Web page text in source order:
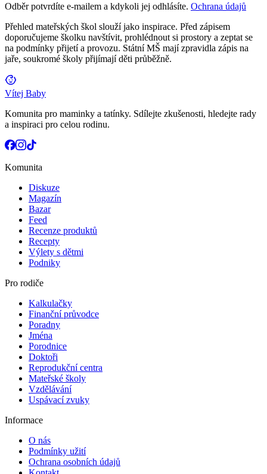
Odběr potvrdíte e-mailem a kdykoli jej odhlásíte. Ochrana údajů
Přehled mateřských škol slouží jako inspirace. Před zápisem
doporučujeme školku navštívit, prohlédnout si prostory a zeptat se
na podmínky přijetí a provozu. Státní MŠ mají zpravidla zápis na
jaře, soukromé školy přijímají děti průběžně.
Vítej Baby
Komunita pro maminky a tatínky. Sdílejte zkušenosti, hledejte rady
a inspiraci pro celou rodinu.
Komunita
Diskuze
Magazín
Bazar
Feed
Recenze produktů
Recepty
Výlety s dětmi
Podniky
Pro rodiče
Kalkulačky
Finanční průvodce
Poradny
Jména
Porodnice
Doktoři
Reprodukční centra
Mateřské školy
Vzdělávání
Uspávací zvuky
Informace
O nás
Podmínky užití
Ochrana osobních údajů